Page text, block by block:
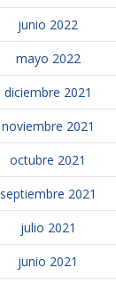
junio 2022
mayo 2022
diciembre 2021
noviembre 2021
octubre 2021
septiembre 2021
julio 2021
junio 2021